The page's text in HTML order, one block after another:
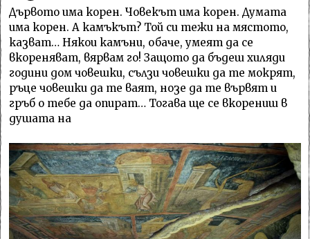
Дървото има корен. Човекът има корен. Думата
има корен. А камъкът? Той си тежи на мястото,
казват… Някои камъни, обаче, умеят да се
вкореняват, вярвам го! Защото да бъдеш хиляди
години дом човешки, сълзи човешки да те мокрят,
ръце човешки да те ваят, нозе да те вървят и
гръб о тебе да опират… Тогава ще се вкорениш в
душата на